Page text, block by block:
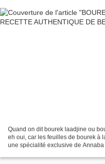
Quand on dit bourek laadjine ou
eh oui, car les feuilles de bourek à
une spécialité exclusive de